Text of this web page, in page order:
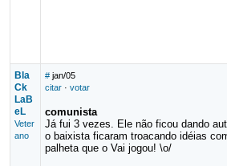
Bla
Ck
LaB
eL
Veter
ano
# jan/05
citar· votar
comunista
Já fui 3 vezes. Ele não ficou dando
o baixista ficaram troacando idéias
palheta que o Vai jogou! \o/